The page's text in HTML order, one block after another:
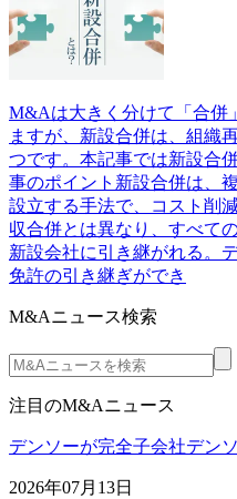
M&Aは大きく分けて「合併
ますが、新設合併は、組織
つです。本記事では新設合
事のポイント新設合併は、
設立する手法で、コスト削
収合併とは異なり、すべて
新設会社に引き継がれる。
免許の引き継ぎができ
M&Aニュース検索
注目のM&Aニュース
デンソーが完全子会社デン
2026年07月13日